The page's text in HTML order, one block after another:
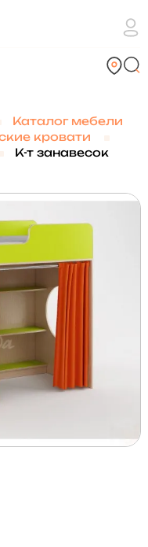
Каталог мебели
кровати
К-т занавесок